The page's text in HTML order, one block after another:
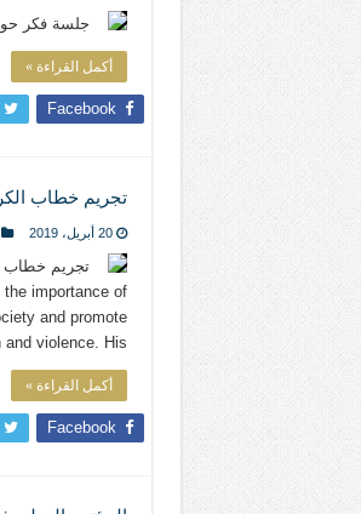
جلسة فكر
أكمل القراءة »
Facebook
تجريم خطاب
20 أبريل، 2019
importance of
and promote
violence. His …
أكمل القراءة »
Facebook